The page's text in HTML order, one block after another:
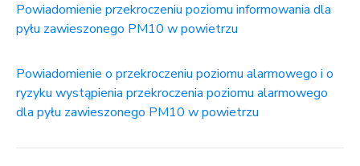
Powiadomienie przekroczeniu poziomu informowania dla
pyłu zawieszonego PM10 w powietrzu
Powiadomienie o przekroczeniu poziomu alarmowego i o
ryzyku wystąpienia przekroczenia poziomu alarmowego
dla pyłu zawieszonego PM10 w powietrzu